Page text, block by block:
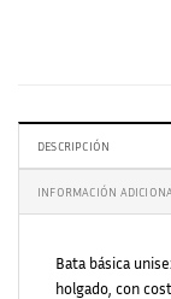
DESCRIPCIÓN
INFORMACIÓN
Bata básica
holgado, con